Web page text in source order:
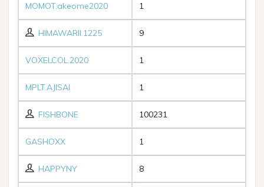
MOMOT.akeome2020 1
HIMAWARII.1225 9
VOXELCOL.2020 1
MPLT.AJISAI 1
FISHBONE 100231
GASHOXX 1
HAPPYNY 8